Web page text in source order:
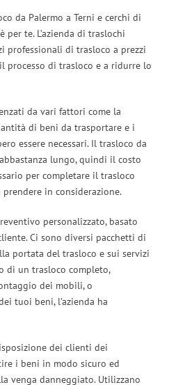
da Palermo a Terni e cerchi di
te. L’azienda di traslochi
professionali di trasloco a prezzi
processo di trasloco e a ridurre lo
da vari fattori come la
di beni da trasportare e i
essere necessari. Il trasloco da
lungo, quindi il costo
per completare il trasloco
in considerazione.
personalizzato, basato
Ci sono diversi pacchetti di
portata del trasloco e sui servizi
di un trasloco completo,
dei mobili, o
tuoi beni, l’azienda ha
dei clienti dei
i beni in modo sicuro ed
venga danneggiato. Utilizzano